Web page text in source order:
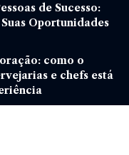
de Sucesso:
Oportunidades
como o
e chefs está